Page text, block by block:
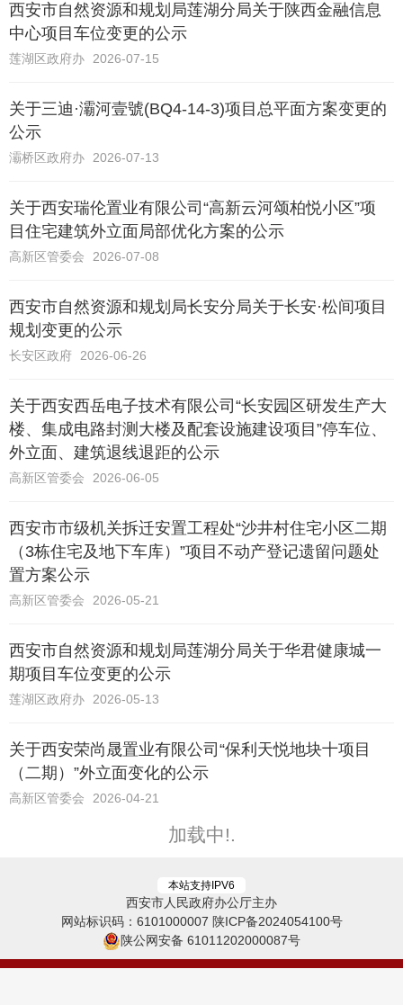
西安市自然资源和规划局莲湖分局关于陕西金融信息
中心项目车位变更的公示
莲湖区政府办 2026-07-15
关于三迪·灞河壹號(BQ4-14-3)项目总平面方案变更的
公示
灞桥区政府办 2026-07-13
关于西安瑞伦置业有限公司“高新云河颂柏悦小区”项
目住宅建筑外立面局部优化方案的公示
高新区管委会 2026-07-08
西安市自然资源和规划局长安分局关于长安·松间项目
规划变更的公示
长安区政府 2026-06-26
关于西安西岳电子技术有限公司“长安园区研发生产大
楼、集成电路封测大楼及配套设施建设项目”停车位、
外立面、建筑退线退距的公示
高新区管委会 2026-06-05
西安市市级机关拆迁安置工程处“沙井村住宅小区二期
（3栋住宅及地下车库）”项目不动产登记遗留问题处
置方案公示
高新区管委会 2026-05-21
西安市自然资源和规划局莲湖分局关于华君健康城一
期项目车位变更的公示
莲湖区政府办 2026-05-13
关于西安荣尚晟置业有限公司“保利天悦地块十项目
（二期）”外立面变化的公示
高新区管委会 2026-04-21
加载中!
本站支持IPV6
西安市人民政府办公厅主办
网站标识码：6101000007 陕ICP备2024054100号
陕公网安备 61011202000087号